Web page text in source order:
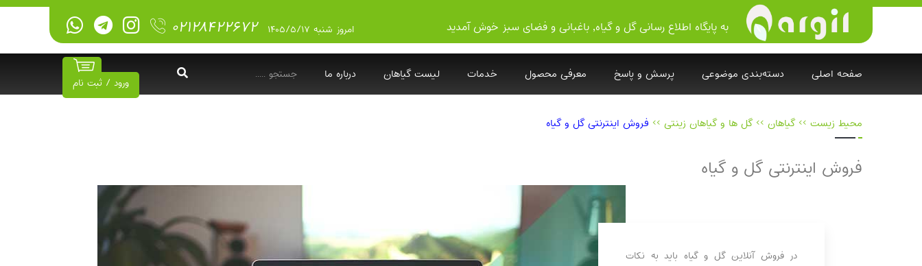
به پایگاه اطلاع رسانی گل و گیاه, باغبانی و فضای سبز خوش آمدید ۰۲۱۲۸۴۲۲۶۷۲ امروز شنبه ۱۴۰۵/۵/۱۷
صفحه اصلی دسته‌بندی موضوعی پرسش و پاسخ معرفی محصول خدمات لیست گیاهان درباره ما
ورود / ثبت نام
محیط زیست >> گیاهان >> گل ها و گیاهان زینتی >> فروش اینترنتی گل و گیاه
فروش اینترنتی گل و گیاه
در فروش آنلاین گل و گیاه باید به نکات